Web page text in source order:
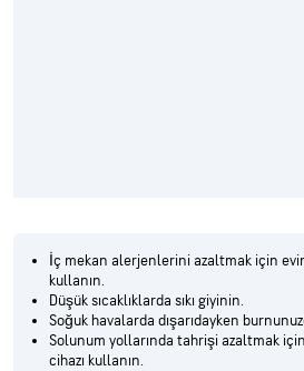
İç mekan alerjenlerini azaltmak için
kullanın.
Düşük sıcaklıklarda sıkı giyinin.
Soğuk havalarda dışarıdayken
Solunum yollarında tahrişi azaltmak
cihazı kullanın.